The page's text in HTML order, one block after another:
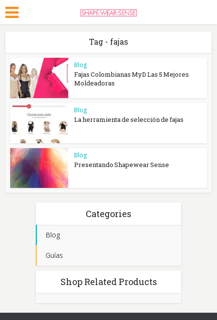
Tag - fajas
Blog
Fajas Colombianas MyD Las 5 Mejores
Moldeadoras
Blog
La herramienta de selección de fajas
Blog
Presentando Shapewear Sense
Categories
Blog
Guías
Shop Related Products